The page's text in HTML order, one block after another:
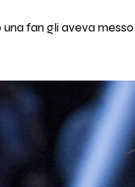
fan gli aveva